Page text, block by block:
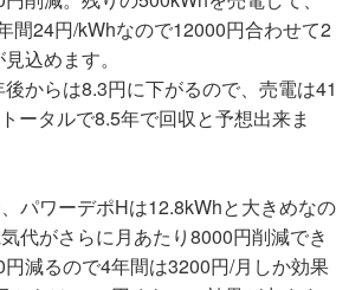
間24円/kWhなので12000円合わせて2
込めます。
からは8.3円に下がるので、売電は41
ータルで8.5年で回収と予想出来ま
パワーデポHは12.8kWhと大きめなの
代がさらに月あたり8000円削減でき
減るので4年間は3200円/月しか効果